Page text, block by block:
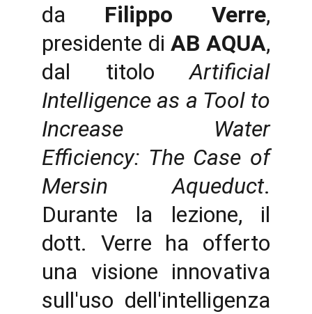
da Filippo Verre,
presidente diAB AQUA,
dal titoloArtificial
Intelligence as a Tool to
Increase Water
Efficiency: The Case of
Mersin Aqueduct.
Durante la lezione, il
dott. Verre ha offerto
una visione innovativa
sull'uso dell'intelligenza